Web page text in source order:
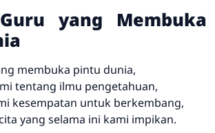
yang Membuka
membuka pintu dunia,
tentang ilmu pengetahuan,
kesempatan untuk berkembang,
yang selama ini kami impikan.